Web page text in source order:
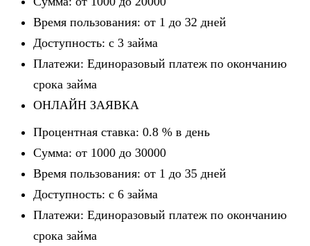
Время пользования: от 1 до 32 дней
Доступность: c 3 займа
Платежи: Единоразовый платеж по окончанию
срока займа
ОНЛАЙН ЗАЯВКА
Процентная ставка: 0.8 % в день
Сумма: от 1000 до 30000
Время пользования: от 1 до 35 дней
Доступность: c 6 займа
Платежи: Единоразовый платеж по окончанию
срока займа